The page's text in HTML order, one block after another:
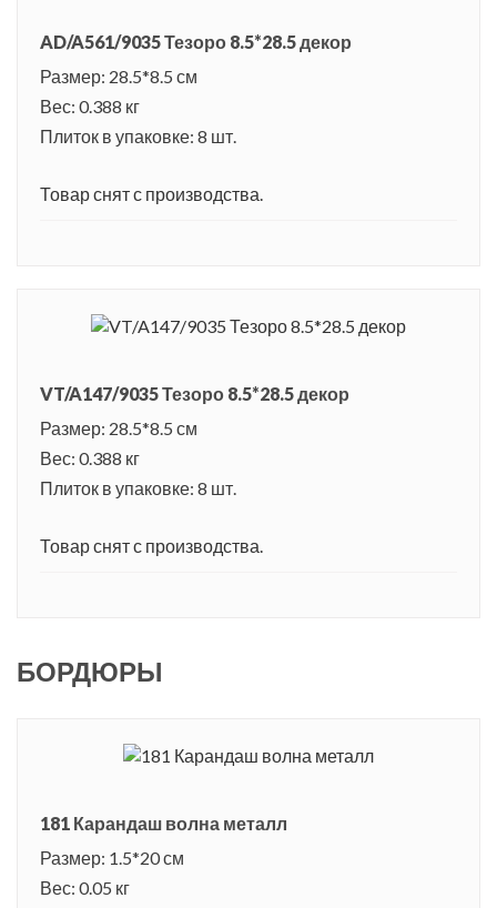
AD/A561/9035 Тезоро 8.5*28.5 декор
Размер: 28.5*8.5 см
Вес: 0.388 кг
Плиток в упаковке: 8 шт.
Товар снят с производства.
VT/A147/9035 Тезоро 8.5*28.5 декор
Размер: 28.5*8.5 см
Вес: 0.388 кг
Плиток в упаковке: 8 шт.
Товар снят с производства.
БОРДЮРЫ
181 Карандаш волна металл
Размер: 1.5*20 см
Вес: 0.05 кг